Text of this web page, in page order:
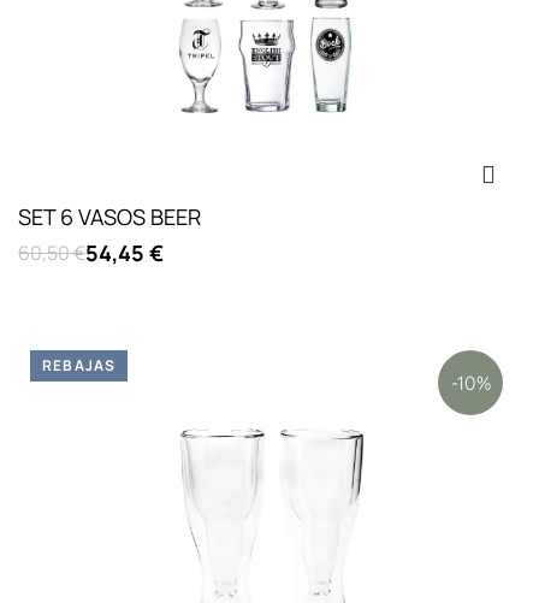
SET 6 VASOS BEER
60,50 €54,45 €
-10%
REBAJAS